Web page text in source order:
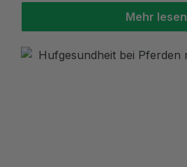
Mehr lesen